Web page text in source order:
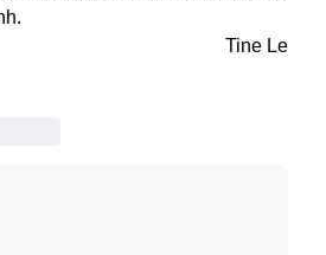
Tine Le